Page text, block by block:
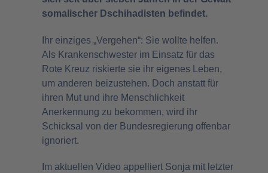
somalischer Dschihadisten befindet.
Ihr einziges „Vergehen“: Sie wollte helfen.
Als Krankenschwester im Einsatz für das
Rote Kreuz riskierte sie ihr eigenes Leben,
um anderen beizustehen. Doch anstatt für
ihren Mut und ihre Menschlichkeit
Anerkennung zu bekommen, wird ihr
Schicksal von der Bundesregierung offenbar
ignoriert.
Im aktuellen Video appelliert Sonja mit letzter